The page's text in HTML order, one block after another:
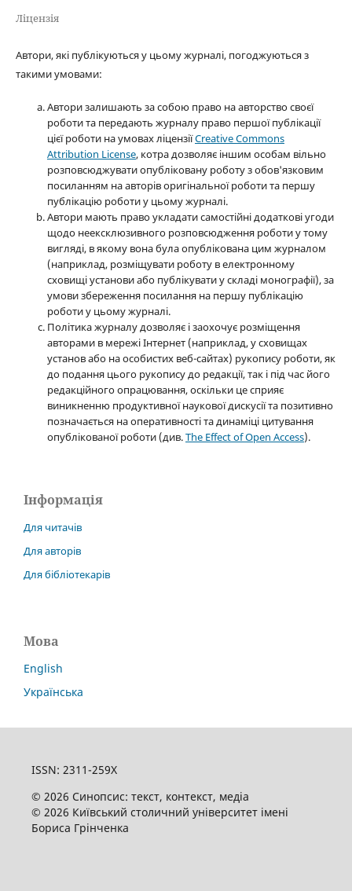
Ліцензія
Автори, які публікуються у цьому журналі, погоджуються з
такими умовами:
Автори залишають за собою право на авторство своєї
роботи та передають журналу право першої публікації
цієї роботи на умовах ліцензіїCreative Commons
Attribution License, котра дозволяє іншим особам вільно
розповсюджувати опубліковану роботу з обов'язковим
посиланням на авторів оригінальної роботи та першу
публікацію роботи у цьому журналі.
Автори мають право укладати самостійні додаткові угоди
щодо неексклюзивного розповсюдження роботи у тому
вигляді, в якому вона була опублікована цим журналом
(наприклад, розміщувати роботу в електронному
сховищі установи або публікувати у складі монографії), за
умови збереження посилання на першу публікацію
роботи у цьому журналі.
Політика журналу дозволяє і заохочує розміщення
авторами в мережі Інтернет (наприклад, у сховищах
установ або на особистих веб-сайтах) рукопису роботи, як
до подання цього рукопису до редакції, так і під час його
редакційного опрацювання, оскільки це сприяє
виникненню продуктивної наукової дискусії та позитивно
позначається на оперативності та динаміці цитування
опублікованої роботи (див.The Effect of Open Access).
Інформація
Для читачів
Для авторів
Для бібліотекарів
Мова
English
Українська
ISSN: 2311-259X
© 2026 Синопсис: текст, контекст, медіа
© 2026 Київський столичний університет імені
Бориса Грінченка